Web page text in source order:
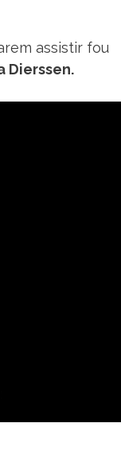
assistir fou
Dierssen.